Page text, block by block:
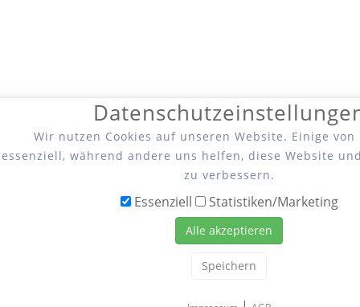
Wir nutzen Cookies auf unseren Website. Einige
essenziell, während andere uns helfen, diese Website
zu verbessern.
Essenziell Statistiken/Marketing
Alle akzeptieren
Speichern